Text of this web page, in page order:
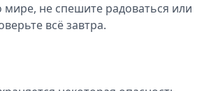
мире, не спешите радоваться или
всё завтра.